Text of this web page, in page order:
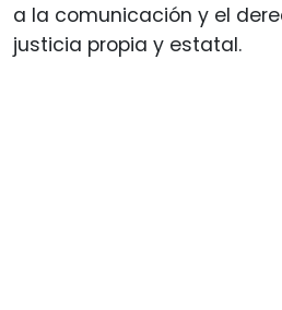
a la comunicación y el
justicia propia y estatal.